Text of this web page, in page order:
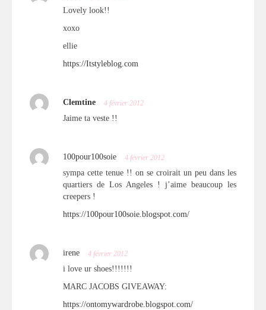
Lovely look!!
xoxo
ellie
https://Itstyleblog.com
Clemtine 4 février 2012
Jaime ta veste !!
100pour100soie 4 février 2012
sympa cette tenue !! on se croirait un peu dans les
quartiers de Los Angeles ! j’aime beaucoup les
creepers !
https://100pour100soie.blogspot.com/
irene 4 février 2012
i love ur shoes!!!!!!!
MARC JACOBS GIVEAWAY:
https://ontomywardrobe.blogspot.com/